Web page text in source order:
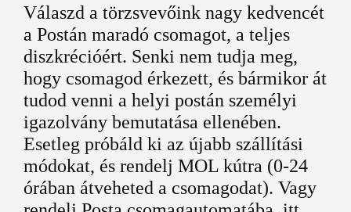
Válaszd a törzsvevőink nagy kedvencét
a Postán maradó csomagot, a teljes
diszkrécióért. Senki nem tudja meg,
hogy csomagod érkezett, és bármikor át
tudod venni a helyi postán személyi
igazolvány bemutatása ellenében.
Esetleg próbáld ki az újabb szállítási
módokat, és rendelj MOL kútra (0-24
órában átveheted a csomagodat). Vagy